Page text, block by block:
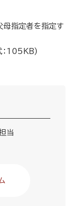
母指定者を指定す
：105KB)
当